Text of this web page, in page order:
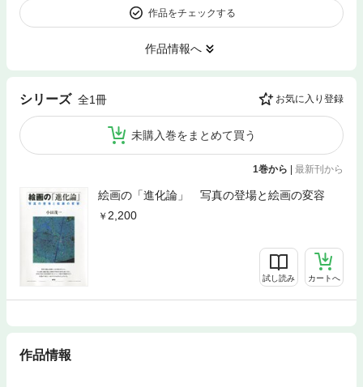
作品をチェックする
作品情報へ
シリーズ 全1冊 お気に入り登録
未購入巻をまとめて買う
1巻から 最新刊から
絵画の「進化論」 写真の登場と絵画の変容
2,200
試し読み カートへ
作品情報